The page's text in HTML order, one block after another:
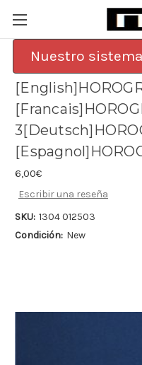
Nuestro
6,00€
Escribir una reseña
SKU: 1304 012503
Condición: New